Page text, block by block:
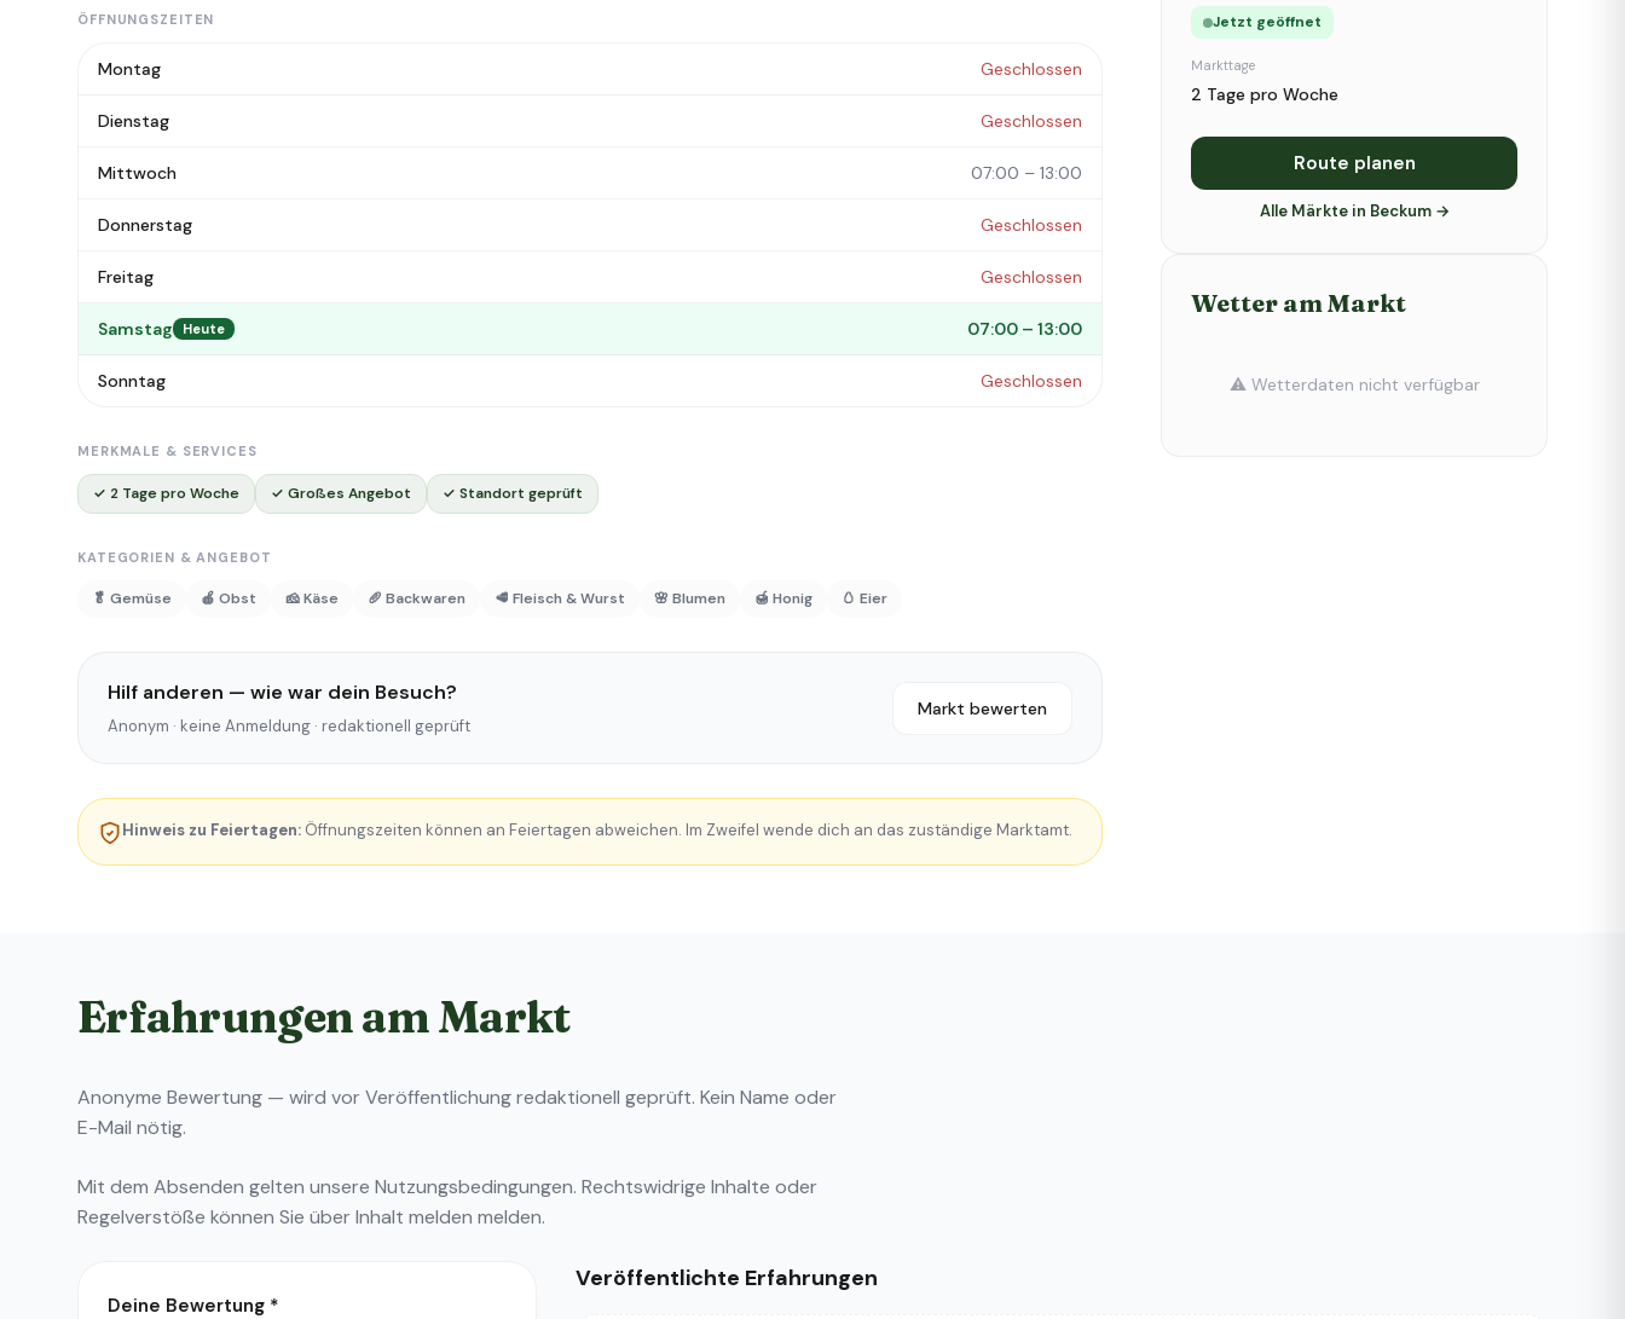
ÖFFNUNGSZEITEN
Montag Geschlossen
Dienstag Geschlossen
Mittwoch 07:00 – 13:00
Donnerstag Geschlossen
Freitag Geschlossen
Samstag Heute 07:00 – 13:00
Sonntag Geschlossen
MERKMALE & SERVICES
✓ 2 Tage pro Woche ✓ Großes Angebot ✓ Standort geprüft
KATEGORIEN & ANGEBOT
🥬 Gemüse 🍎 Obst 🧀 Käse 🥖 Backwaren 🥩 Fleisch & Wurst 🌸 Blumen 🍯 Honig 🥚 Eier
Hilf anderen — wie war dein Besuch?
Anonym · keine Anmeldung · redaktionell geprüft
Markt bewerten
Hinweis zu Feiertagen: Öffnungszeiten können an Feiertagen abweichen. Im Zweifel wende dich an das zuständige Marktamt.
Jetzt geöffnet
Markttage
2 Tage pro Woche
Route planen
Alle Märkte in Beckum →
Wetter am Markt
⚠️ Wetterdaten nicht verfügbar
Erfahrungen am Markt
Anonyme Bewertung — wird vor Veröffentlichung redaktionell geprüft. Kein Name oder
E-Mail nötig.
Mit dem Absenden gelten unsere Nutzungsbedingungen. Rechtswidrige Inhalte oder
Regelverstöße können Sie überInhalt melden melden.
Deine Bewertung *
Veröffentlichte Erfahrungen